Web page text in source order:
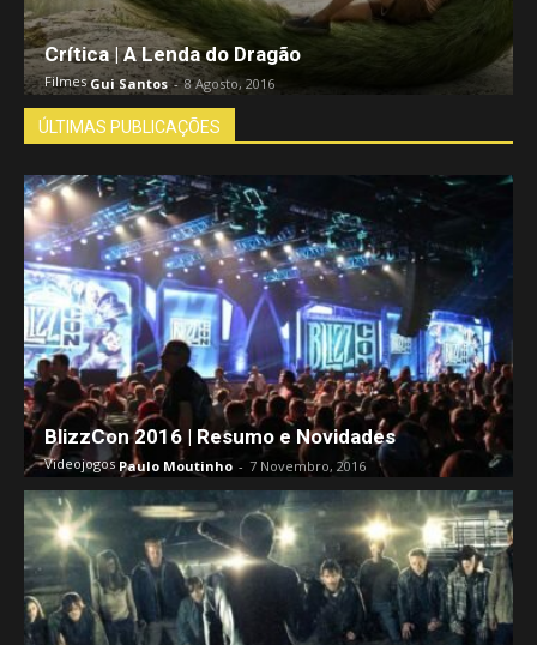
Crítica | A Lenda do Dragão
FilmesGui Santos - 8 Agosto, 2016
ÚLTIMAS PUBLICAÇÕES
BlizzCon 2016 | Resumo e Novidades
Videojogos Paulo Moutinho - 7 Novembro, 2016